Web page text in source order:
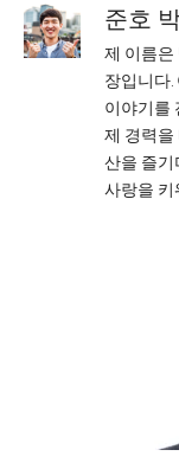
준호
제 이름
장입니다
이야기를
제 경력
산을 즐
사랑을